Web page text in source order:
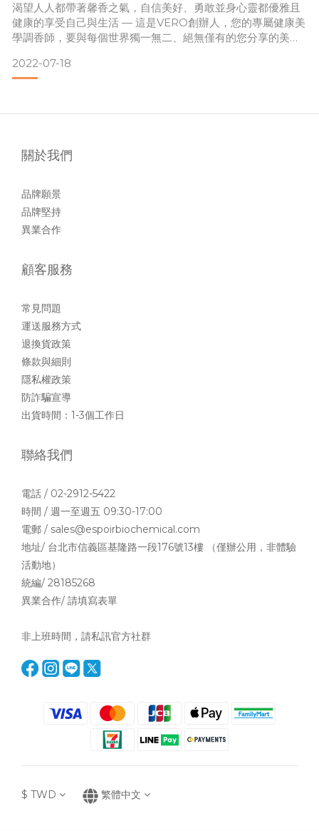
先了解自己穿搭的風格，再選擇搭配的香水。若平常穿搭屬於
襯托個性；平常是洋裝裙類的穿搭，就
渴望人人都帶著馨香之氣，自信美好、勇敢並身心靈都優雅且
健康的享受自己與生活 — 這是VERO創辦人，您的專屬健康美
學調香師，要與每個世界獨一無二、絕無僅有的您分享的美麗
⋮ VERO Veil Romance 誠摯邀請您必須認識IFRA ⋮
明病！「低敏香氛」是人人訴求！如何避免花錢反成受罪，是
2022-07-18
關於我們
品牌願景
品牌堅持
異業合作
顧客服務
常見問題
運送服務方式
退換貨政策
條款與細則
隱私權政策
防詐騙宣導
出貨時間：1-3個工作日
聯絡我們
電話 / 02-2912-5422
時間 / 週一至週五 09:30-17:00
電郵 / sales@espoirbiochemical.com
地址/ 台北市信義區基隆路一段176號13樓 （僅辦公用，非體驗
活動地）
統編/ 28185268
異業合作/ 請填寫表單
非上班時間，請私訊官方社群
$ TWD 繁體中文